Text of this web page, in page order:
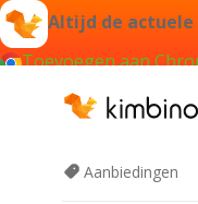
Altijd de actuele
Toevoegen aan
Aanbiedingen